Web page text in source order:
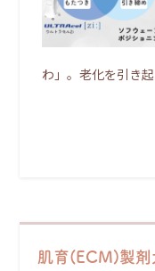
わ」。老化を引き
肌育(ECM)製